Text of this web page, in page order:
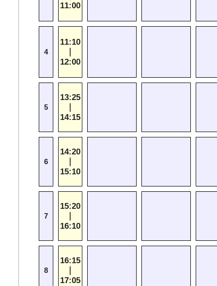
11:00
4
11:10
12:00
5
13:25
14:15
6
14:20
15:10
7
15:20
16:10
8
16:15
17:05